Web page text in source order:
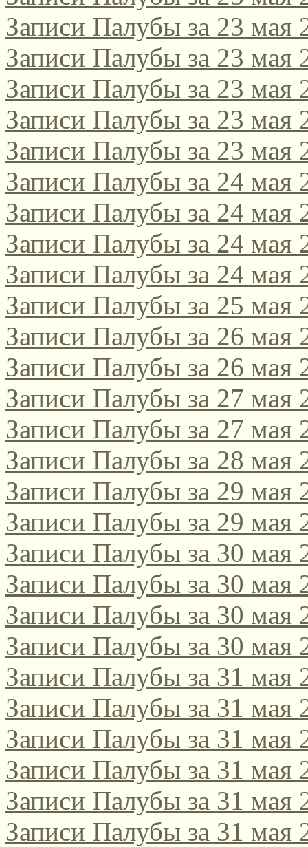
Записи Палубы за 23 мая
Записи Палубы за 23 мая
Записи Палубы за 23 мая
Записи Палубы за 23 мая
Записи Палубы за 23 мая
Записи Палубы за 24 мая
Записи Палубы за 24 мая
Записи Палубы за 24 мая
Записи Палубы за 24 мая
Записи Палубы за 25 мая
Записи Палубы за 26 мая
Записи Палубы за 26 мая
Записи Палубы за 27 мая
Записи Палубы за 27 мая
Записи Палубы за 28 мая
Записи Палубы за 29 мая
Записи Палубы за 29 мая
Записи Палубы за 30 мая
Записи Палубы за 30 мая
Записи Палубы за 30 мая
Записи Палубы за 30 мая
Записи Палубы за 31 мая
Записи Палубы за 31 мая
Записи Палубы за 31 мая
Записи Палубы за 31 мая
Записи Палубы за 31 мая
Записи Палубы за 31 мая